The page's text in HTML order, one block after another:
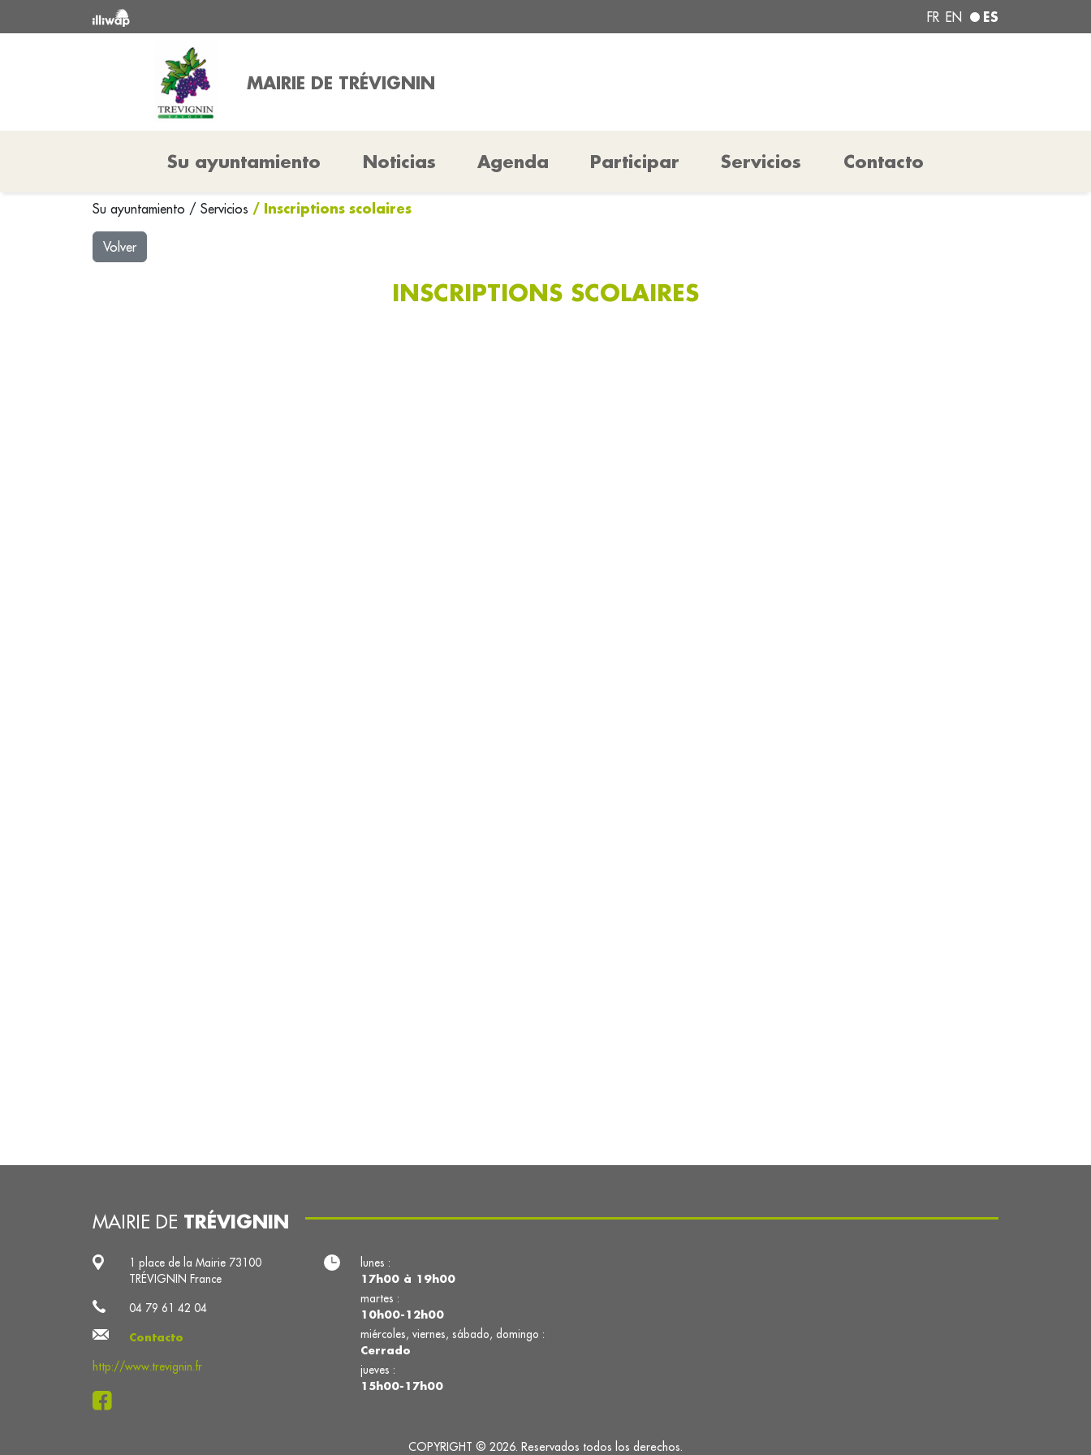
FR EN ES
MAIRIE DE TRÉVIGNIN
Su ayuntamiento Noticias Agenda Participar Servicios Contacto
Su ayuntamiento / Servicios / Inscriptions scolaires
Volver
INSCRIPTIONS SCOLAIRES
MAIRIE DE TRÉVIGNIN
1 place de la Mairie 73100
TRÉVIGNIN France
04 79 61 42 04
Contacto
http://www.trevignin.fr
lunes :
17h00 à 19h00
martes :
10h00-12h00
miércoles, viernes, sábado, domingo :
Cerrado
jueves :
15h00-17h00
COPYRIGHT © 2026. Reservados todos los derechos.